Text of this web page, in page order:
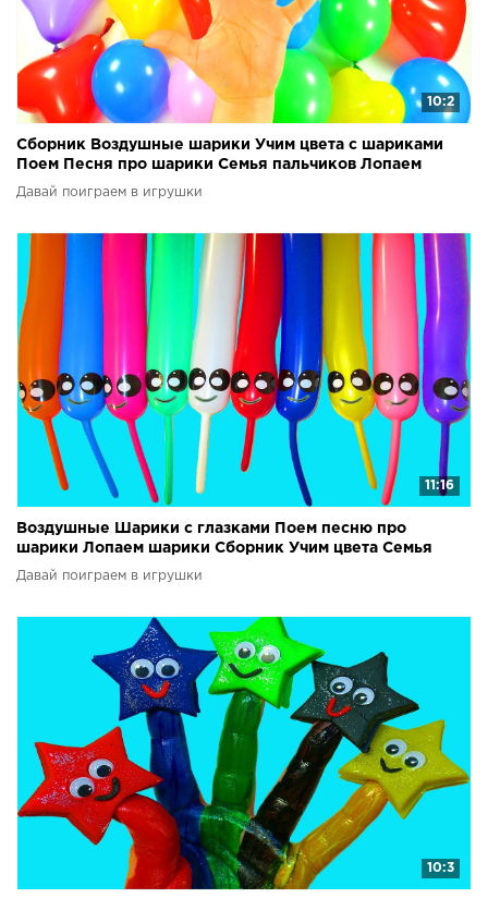
10:2
Сборник Воздушные шарики Учим цвета с шариками
Поем Песня про шарики Семья пальчиков Лопаем
шарики
Давай поиграем в игрушки
11:16
Воздушные Шарики с глазками Поем песню про
шарики Лопаем шарики Сборник Учим цвета Семья
пальчиков
Давай поиграем в игрушки
10:3